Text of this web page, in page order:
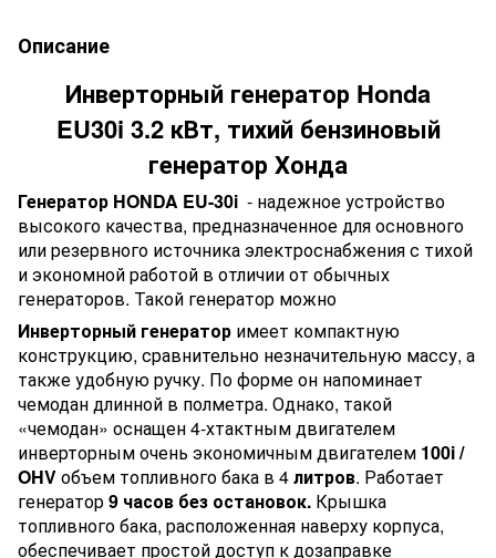
Описание
Инверторный генератор Honda
EU30i 3.2 кВт, тихий бензиновый
генератор Хонда
Генератор HONDA EU-30i - надежное устройство
высокого качества, предназначенное для основного
или резервного источника электроснабжения с тихой
и экономной работой в отличии от обычных
генераторов. Такой генератор можно
Инверторный генератор имеет компактную
конструкцию, сравнительно незначительную массу, а
также удобную ручку. По форме он напоминает
чемодан длинной в полметра. Однако, такой
«чемодан» оснащен 4-хтактным двигателем
инверторным очень экономичным двигателем 100i /
OHVобъем топливного бака в 4литров. Работает
генератор9 часов без остановок. Крышка
топливного бака, расположенная наверху корпуса,
обеспечивает простой доступ к дозаправке